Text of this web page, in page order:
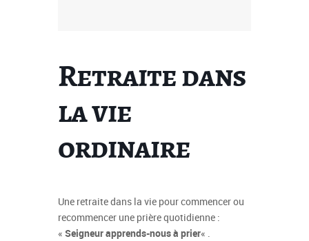
Retraite dans
la vie
ordinaire
Une retraite dans la vie pour commencer ou
recommencer une prière quotidienne :
« Seigneur apprends-nous à prier« .